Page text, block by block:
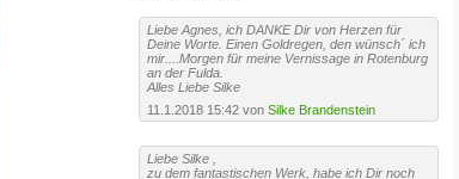
Liebe Agnes, ich DANKE Dir von Herzen für
Deine Worte. Einen Goldregen, den wünsch´ ich
mir....Morgen für meine Vernissage in Rotenburg
an der Fulda.
Alles Liebe Silke
11.1.2018 15:42 von Silke Brandenstein
Liebe Silke ,
zu dem fantastischen Werk, habe ich Dir noch